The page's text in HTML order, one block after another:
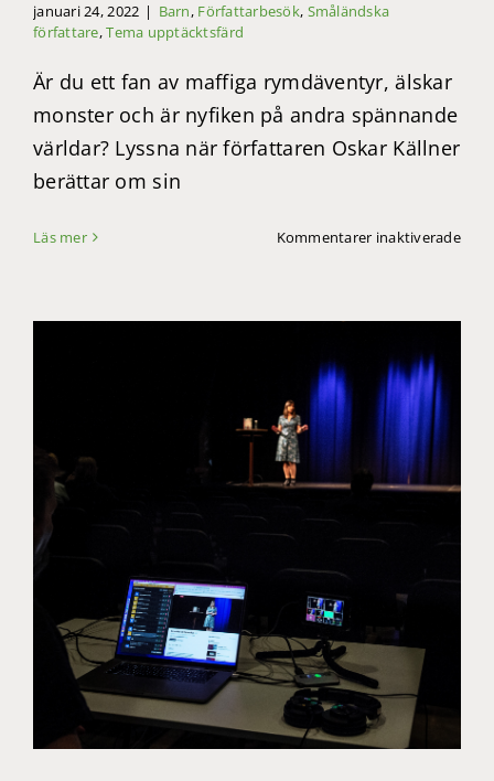
januari 24, 2022 | Barn, Författarbesök, Småländska
författare,Tema upptäcktsfärd
Är du ett fan av maffiga rymdäventyr, älskar
monster och är nyfiken på andra spännande
världar? Lyssna när författaren Oskar Källner
berättar om sin
Läs mer Kommentarer inaktiveradeför